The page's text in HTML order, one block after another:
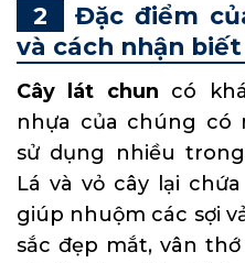
Đặc điểm
và cách nhận biết
Cây lát chun có
nhựa của chúng có
sử dụng nhiều
Lá và vỏ cây lại
giúp nhuộm các sợi
sắc đẹp mắt, vân